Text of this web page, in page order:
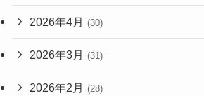
2026年4月 (30)
2026年3月 (31)
2026年2月 (28)